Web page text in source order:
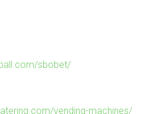
sbobet/
vending-machines/